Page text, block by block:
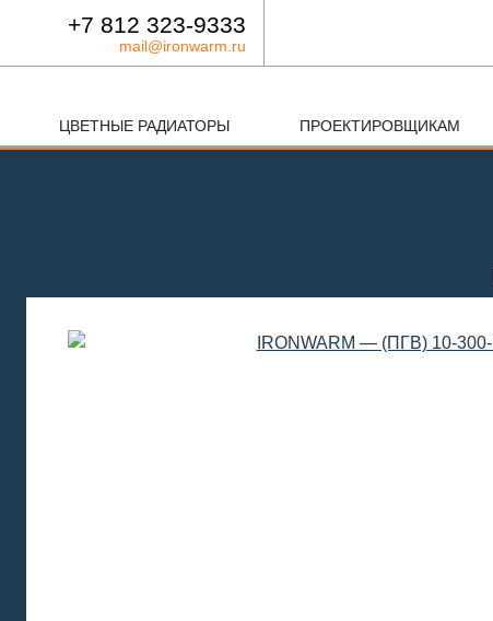
+7 812 323-9333
mail@ironwarm.ru
ЦВЕТНЫЕ РАДИАТОРЫ ПРОЕКТИРОВЩИКАМ